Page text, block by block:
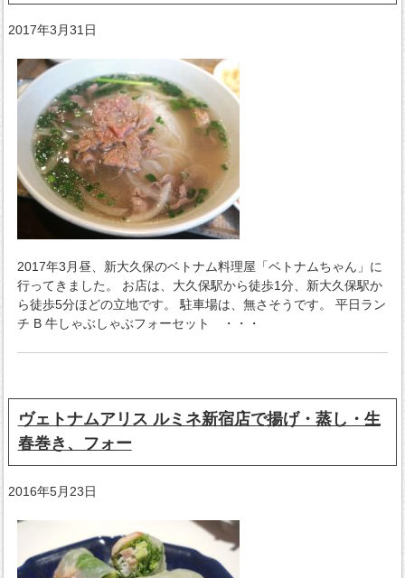
2017年3月31日
2017年3月昼、新大久保のベトナム料理屋「ベトナムちゃん」に
行ってきました。 お店は、大久保駅から徒歩1分、新大久保駅か
ら徒歩5分ほどの立地です。 駐車場は、無さそうです。 平日ラン
チ B 牛しゃぶしゃぶフォーセット ・・・
ヴェトナムアリス ルミネ新宿店で揚げ・蒸し・生
春巻き、フォー
2016年5月23日